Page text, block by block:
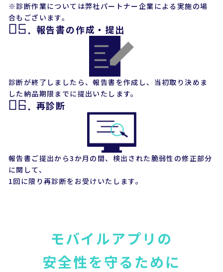
※診断作業については弊社パートナー企業による実施の場
合もございます。
05. 報告書の作成・提出
診断が終了しましたら、報告書を作成し、当初取り決めま
した納品期限までに提出いたします。
06. 再診断
報告書ご提出から3か月の間、検出された脆弱性の修正部分
に関して、
1回に限り再診断をお受けいたします。
モバイルアプリの
安全性を守るために